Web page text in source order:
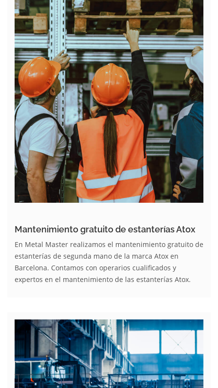
Mantenimiento gratuito de estanterías Atox
En Metal Master realizamos el mantenimiento gratuito de
estanterías de segunda mano de la marca Atox en
Barcelona. Contamos con operarios cualificados y
expertos en el mantenimiento de las estanterías Atox.